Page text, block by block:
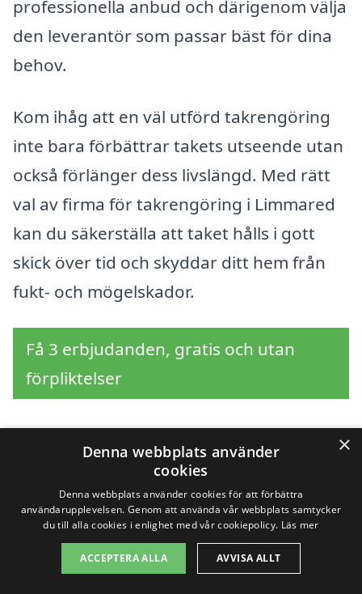
professionella anbud och därigenom välja
den leverantör som passar bäst för dina
behov.
Kom ihåg att en väl utförd takrengöring
inte bara förbättrar takets utseende utan
också förlänger dess livslängd. Med rätt
val av firma för takrengöring i Limmared
kan du säkerställa att taket hålls i gott
skick över tid och skyddar ditt hem från
fukt- och mögelskador.
Få 3 erbjudanden, gratis och utan
förpliktelser
Sök efter en
professionell för
takrengöring i andra
städer nära Limmared
×
Denna webbplats använder
cookies
Denna webbplats använder cookies för att förbättra
användarupplevelsen. Genom att använda vår webbplats samtycker
du till alla cookies i enlighet med vår cookiepolicy. Läs mer
ACCEPTERA ALLA AVVISA ALLT